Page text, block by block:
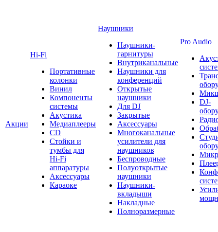
Акции
Hi-Fi
Портативные
колонки
Винил
Компоненты
системы
Акустика
Медиаплееры
CD
Стойки и
тумбы для
Hi-Fi
аппаратуры
Аксессуары
Караоке
Наушники
Наушники-
гарнитуры
Внутриканальные
Наушники для
конференций
Открытые
наушники
Для DJ
Закрытые
Аксессуары
Многоканальные
усилители для
наушников
Беспроводные
Полуоткрытые
наушники
Наушники-
вкладыши
Накладные
Полноразмерные
Pro Audio
DJ-